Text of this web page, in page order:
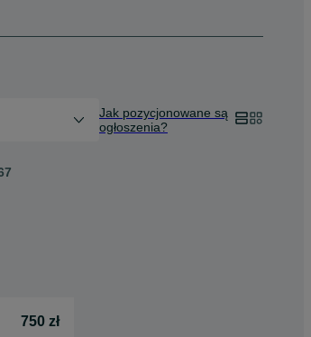
Jak pozycjonowane są
ogłoszenia?
750 zł